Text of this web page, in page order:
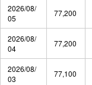
2026/08/
05
77,200
2026/08/
04
77,200
2026/08/
03
77,100